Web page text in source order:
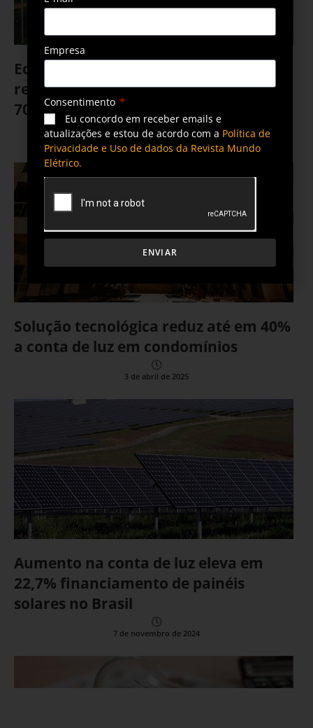
Ecoenel, programa de reciclagem de
resíduos da Enel SP, gera mais de R$
700 mil em descontos na conta de luz
22 de abril de 2025
Solução tecnológica reduz até em 40%
a conta de luz em condomínios
3 de abril de 2025
Aumento na conta de luz eleva em
22,7% financiamento de painéis
solares no Brasil
7 de novembro de 2024
Empresa
Consentimento
Eu concordo em receber emails e
atualizações e estou de acordo com a Política de
Privacidade e Uso de dados da Revista Mundo
Elétrico.
ENVIAR